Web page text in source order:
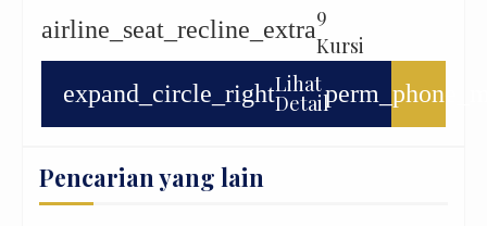
airline_seat_recline_extra
9
Kursi
expand_circle_rightLihat
Detail
Pencarian yang lain